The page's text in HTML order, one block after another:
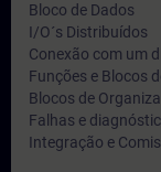
Bloco de Dados
I/O´s Distribuídos
Conexão com um
Funções e Blocos
Blocos de
Falhas e
Integração e